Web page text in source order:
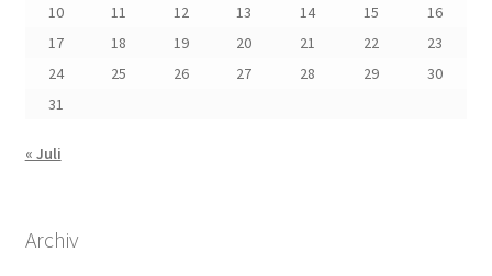
10
11 12 13 14 15
16
17
18 19 20 21 22
23
24
25 26 27 28 29
30
31
« Juli
Archiv